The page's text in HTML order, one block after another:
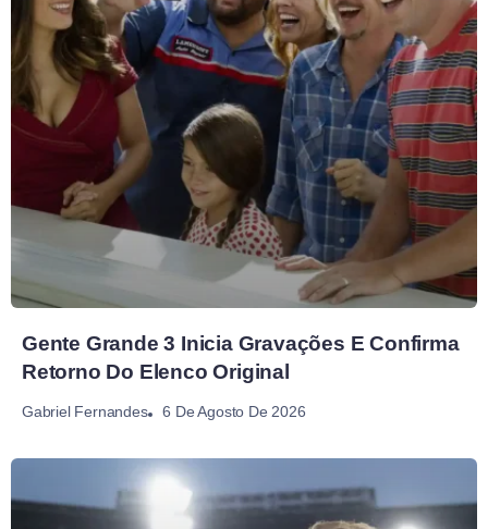
Gente Grande 3 Inicia Gravações E Confirma
Retorno Do Elenco Original
Gabriel Fernandes 6 De Agosto De 2026